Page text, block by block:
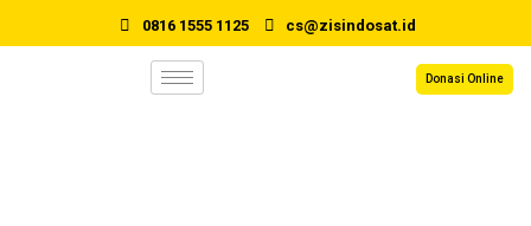
0816 1555 1125 cs@zisindosat.id
Donasi Online